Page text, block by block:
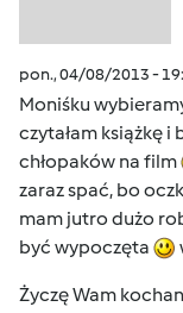
pon., 04/08/2013 -
Moniśku
czytałam książkę i
chłopaków na film
zaraz spać, bo
mam jutro dużo
być wypoczęta
Życzę Wam